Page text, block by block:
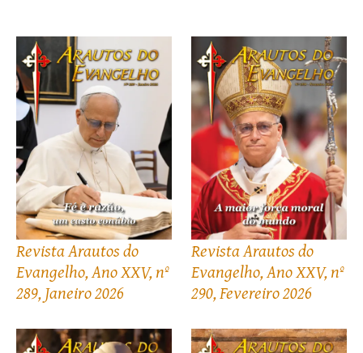
Revista Arautos do
Evangelho, Ano XXV, nº
289, Janeiro 2026
Revista Arautos do
Evangelho, Ano XXV, nº
290, Fevereiro 2026